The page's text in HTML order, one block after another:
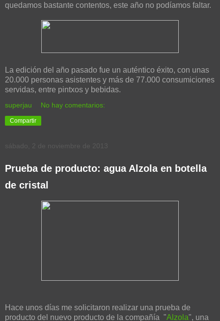
quedamos bastante contentos, este año no podíamos faltar.
La edición del año pasado fue un auténtico éxito, con unas
20.000 personas asistentes y más de 77.000 consumiciones
servidas, entre pintxos y bebidas.
superjau No hay comentarios:
Compartir
sábado, 2 de noviembre de 2013
Prueba de producto: agua Alzola en botella
de cristal
Hace unos días me solicitaron realizar una prueba de
producto del nuevo producto de la compañía "Alzola", una